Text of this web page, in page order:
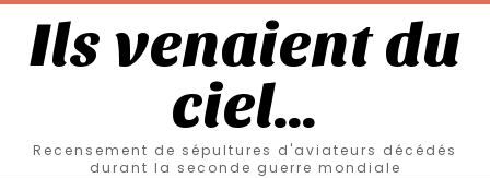
Ils venaient du
ciel…
Recensement de sépultures d'aviateurs décédés
durant la seconde guerre mondiale